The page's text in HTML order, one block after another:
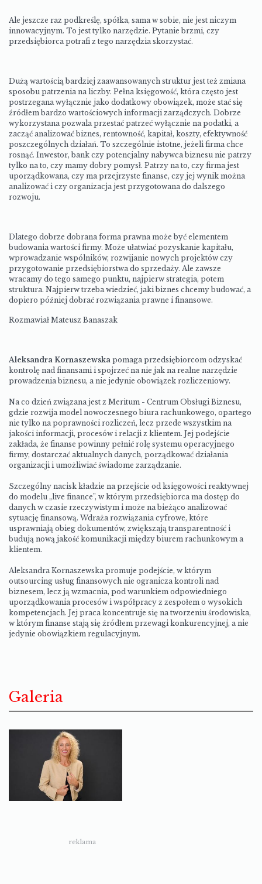
Ale jeszcze raz podkreślę, spółka, sama w sobie, nie jest niczym
innowacyjnym. To jest tylko narzędzie. Pytanie brzmi, czy
przedsiębiorca potrafi z tego narzędzia skorzystać.
Dużą wartością bardziej zaawansowanych struktur jest też zmiana
sposobu patrzenia na liczby. Pełna księgowość, która często jest
postrzegana wyłącznie jako dodatkowy obowiązek, może stać się
źródłem bardzo wartościowych informacji zarządczych. Dobrze
wykorzystana pozwala przestać patrzeć wyłącznie na podatki, a
zacząć analizować biznes, rentowność, kapitał, koszty, efektywność
poszczególnych działań. To szczególnie istotne, jeżeli firma chce
rosnąć. Inwestor, bank czy potencjalny nabywca biznesu nie patrzy
tylko na to, czy mamy dobry pomysł. Patrzy na to, czy firma jest
uporządkowana, czy ma przejrzyste finanse, czy jej wynik można
analizować i czy organizacja jest przygotowana do dalszego
rozwoju.
Dlatego dobrze dobrana forma prawna może być elementem
budowania wartości firmy. Może ułatwiać pozyskanie kapitału,
wprowadzanie wspólników, rozwijanie nowych projektów czy
przygotowanie przedsiębiorstwa do sprzedaży. Ale zawsze
wracamy do tego samego punktu, najpierw strategia, potem
struktura. Najpierw trzeba wiedzieć, jaki biznes chcemy budować, a
dopiero później dobrać rozwiązania prawne i finansowe.
Rozmawiał Mateusz Banaszak
Aleksandra Kornaszewska pomaga przedsiębiorcom odzyskać
kontrolę nad finansami i spojrzeć na nie jak na realne narzędzie
prowadzenia biznesu, a nie jedynie obowiązek rozliczeniowy.
Na co dzień związana jest z Meritum - Centrum Obsługi Biznesu,
gdzie rozwija model nowoczesnego biura rachunkowego, opartego
nie tylko na poprawności rozliczeń, lecz przede wszystkim na
jakości informacji, procesów i relacji z klientem. Jej podejście
zakłada, że finanse powinny pełnić rolę systemu operacyjnego
firmy, dostarczać aktualnych danych, porządkować działania
organizacji i umożliwiać świadome zarządzanie.
Szczególny nacisk kładzie na przejście od księgowości reaktywnej
do modelu „live finance”, w którym przedsiębiorca ma dostęp do
danych w czasie rzeczywistym i może na bieżąco analizować
sytuację finansową. Wdraża rozwiązania cyfrowe, które
usprawniają obieg dokumentów, zwiększają transparentność i
budują nową jakość komunikacji między biurem rachunkowym a
klientem.
Aleksandra Kornaszewska promuje podejście, w którym
outsourcing usług finansowych nie ogranicza kontroli nad
biznesem, lecz ją wzmacnia, pod warunkiem odpowiedniego
uporządkowania procesów i współpracy z zespołem o wysokich
kompetencjach. Jej praca koncentruje się na tworzeniu środowiska,
w którym finanse stają się źródłem przewagi konkurencyjnej, a nie
jedynie obowiązkiem regulacyjnym.
Galeria
reklama